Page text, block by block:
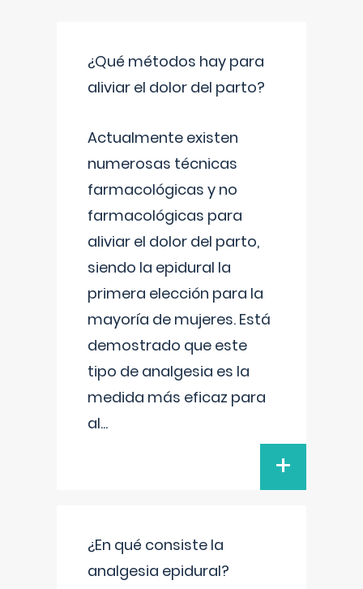
¿Qué métodos hay para
aliviar el dolor del parto?
Actualmente existen
numerosas técnicas
farmacológicas y no
farmacológicas para
aliviar el dolor del parto,
siendo la epidural la
primera elección para la
mayoría de mujeres. Está
demostrado que este
tipo de analgesia es la
medida más eficaz para
al...
+
¿En qué consiste la
analgesia epidural?